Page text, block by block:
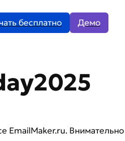
бесплатно Демо
EmailMaker.ru. Внимательно